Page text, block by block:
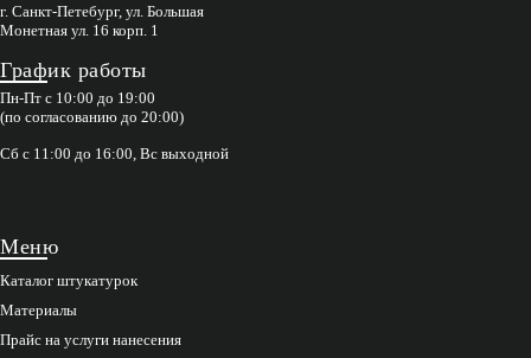
г. Санкт-Петебург, ул. Большая
Монетная ул. 16 корп. 1
График работы
Пн-Пт с 10:00 до 19:00
(по согласованию до 20:00)
Сб с 11:00 до 16:00, Вс выходной
Меню
Каталог штукатурок
Материалы
Прайс на услуги нанесения